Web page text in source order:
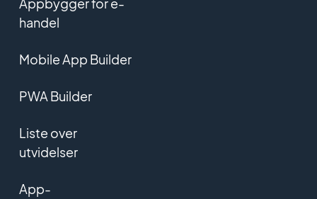
Appbygger for e-
handel
Mobile App Builder
PWA Builder
Liste over
utvidelser
App-